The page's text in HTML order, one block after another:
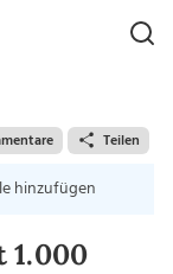
Teilen
hinzufügen
1.000